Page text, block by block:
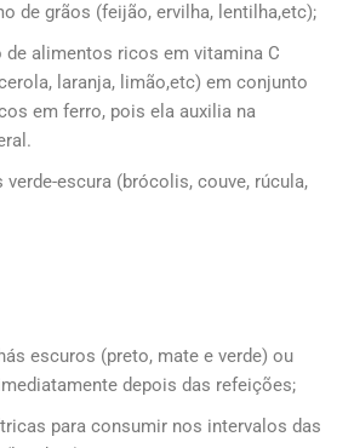
de grãos (feijão, ervilha, lentilha,etc);
de alimentos ricos em vitamina C
laranja, limão,etc) em conjunto
em ferro, pois ela auxilia na
verde-escura (brócolis, couve, rúcula,
escuros (preto, mate e verde) ou
depois das refeições;
para consumir nos intervalos das